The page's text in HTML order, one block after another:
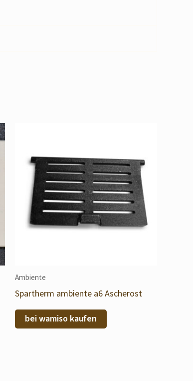
Ambiente
Spartherm ambiente a6 Ascherost
bei wamiso kaufen